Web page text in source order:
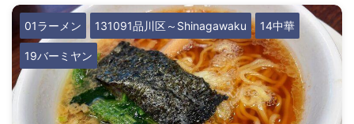
01ラーメン 131091品川区～Shinagawaku 14中華
19バーミヤン